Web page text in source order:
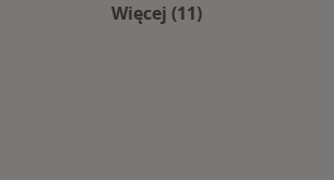
Więcej (11)